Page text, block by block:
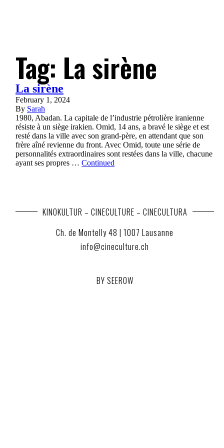
Tag: La sirène
La sirène
February 1, 2024
By Sarah
1980, Abadan. La capitale de l’industrie pétrolière iranienne
résiste à un siège irakien. Omid, 14 ans, a bravé le siège et est
resté dans la ville avec son grand-père, en attendant que son
frère aîné revienne du front. Avec Omid, toute une série de
personnalités extraordinaires sont restées dans la ville, chacune
ayant ses propres … Continued
KINOKULTUR – CINECULTURE – CINECULTURA
Ch. de Montelly 48 | 1007 Lausanne
info@cineculture.ch
BY SEEROW